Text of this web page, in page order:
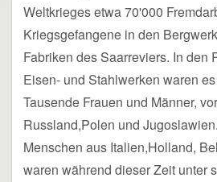
Weltkrieges etwa 70'000
Kriegsgefangene in den
Fabriken des Saarreviers. In den
Eisen- und Stahlwerken waren
Tausende Frauen und Männer,
Russland,Polen und
Menschen aus Italien,Holland,
waren während dieser Zeit unter